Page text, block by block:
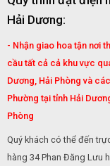
Hải Dương:
- Nhận giao hoa tận nơi
cầu tất cả cả khu vực
Dương, Hải Phòng và
Phường tại tỉnh Hải
Phòng
Quý khách có thể đến
hàng 34 Phan Đăng Lưu